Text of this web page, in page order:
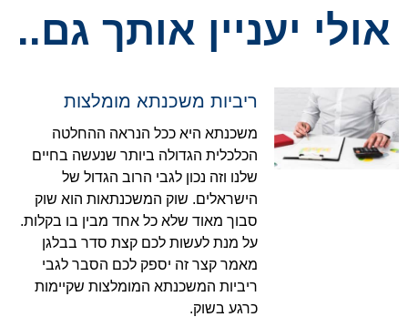
אולי יעניין אותך גם..
ריביות משכנתא מומלצות
משכנתא היא ככל הנראה ההחלטה
הכלכלית הגדולה ביותר שנעשה בחיים
שלנו וזה נכון לגבי הרוב הגדול של
הישראלים. שוק המשכנתאות הוא שוק
סבוך מאוד שלא כל אחד מבין בו בקלות.
על מנת לעשות לכם קצת סדר בבלגן
מאמר קצר זה יספק לכם הסבר לגבי
ריביות המשכנתא המומלצות שקיימות
כרגע בשוק.